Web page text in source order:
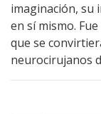
imaginación, su
en sí mismo.
que se
neurocirujanos